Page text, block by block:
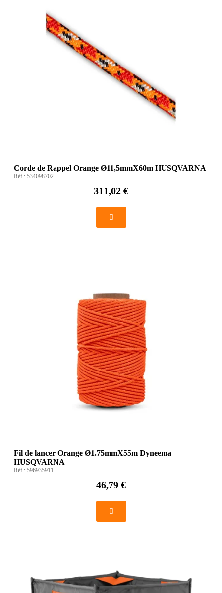
Corde de Rappel Orange Ø11,5mmX60m HUSQVARNA
Réf : 534098702
311,02 €
Fil de lancer Orange Ø1.75mmX55m Dyneema
HUSQVARNA
Réf : 596935911
46,79 €